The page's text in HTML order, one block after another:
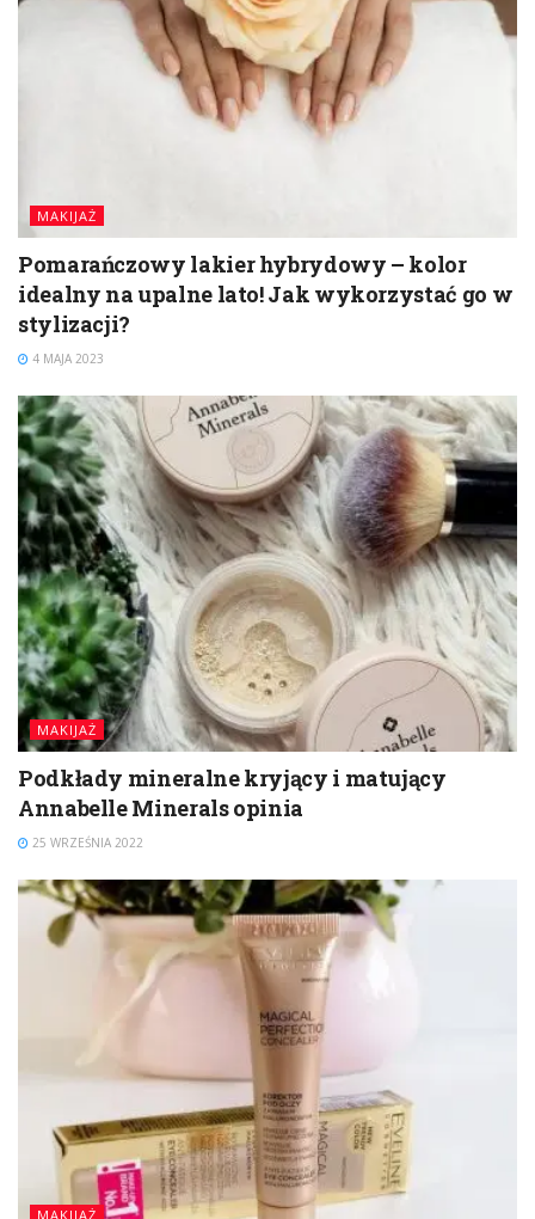
MAKIJAŻ
Pomarańczowy lakier hybrydowy – kolor
idealny na upalne lato! Jak wykorzystać go w
stylizacji?
4 MAJA 2023
MAKIJAŻ
Podkłady mineralne kryjący i matujący
Annabelle Minerals opinia
25 WRZEŚNIA 2022
MAKIJAŻ